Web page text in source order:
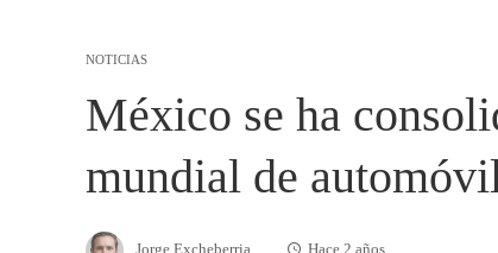
NOTICIAS
México se ha
mundial de
Jorge Excheberria Hace 2 años